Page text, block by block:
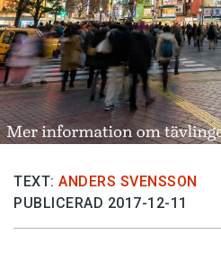
Annonsera
Prenumerera
Läs Språktidningen digitalt
Press
TEXT: ANDERS SVENSSON
PUBLICERAD 2017-12-11